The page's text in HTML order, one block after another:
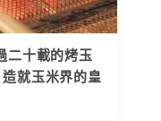
二十載的烤玉
就玉米界的皇